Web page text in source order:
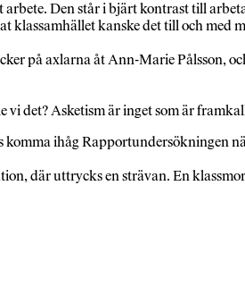
Den står i bjärt kontrast till
kanske det till och med
på axlarna åt Ann-Marie Pålsson,
det? Asketism är inget som är
komma ihåg
där uttrycks en strävan. En